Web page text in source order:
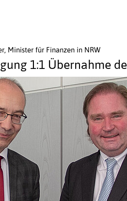
Minister für Finanzen in NRW
1:1 Übernahme